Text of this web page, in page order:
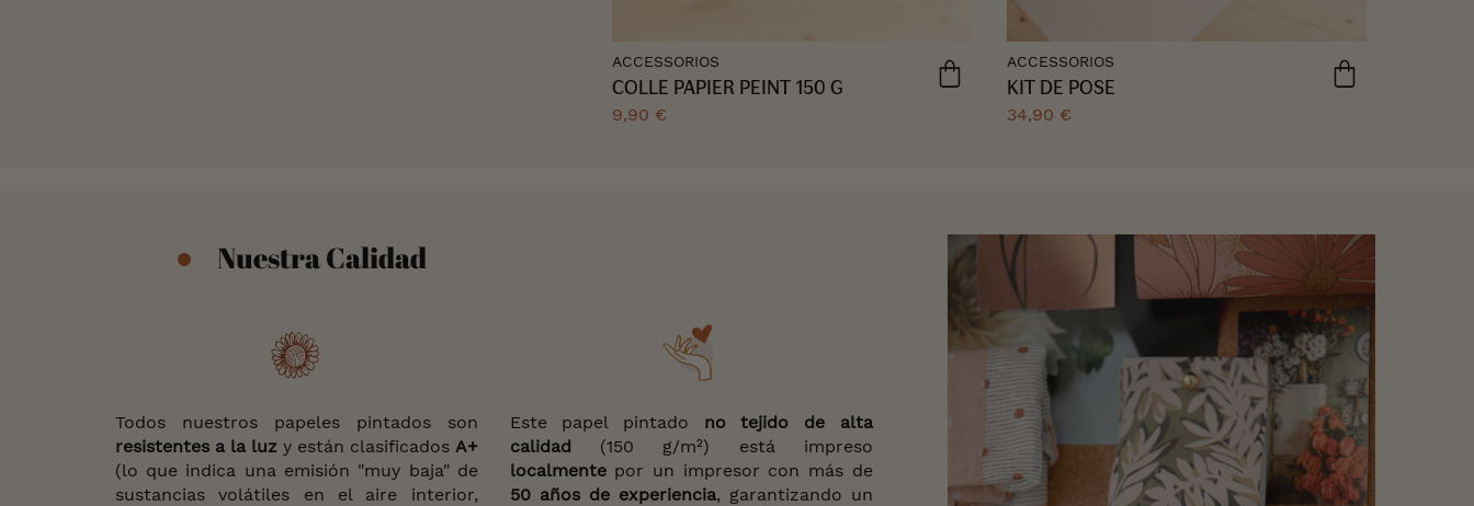
ACCESSORIOS
COLLE PAPIER PEINT 150 G
9,90 €
ACCESSORIOS
KIT DE POSE
34,90 €
Nuestra Calidad
Todos nuestros papeles pintados son
resistentes a la luzy están clasificados A+
(lo que indica una emisión "muy baja" de
sustancias volátiles en el aire interior,
Este papel pintado no tejido de alta
calidad (150 g/m²) está impreso
localmentepor un impresor con más de
50 años de experiencia, garantizando un